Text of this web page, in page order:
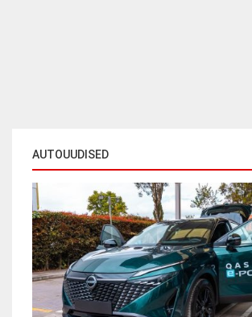
AUTOUUDISED